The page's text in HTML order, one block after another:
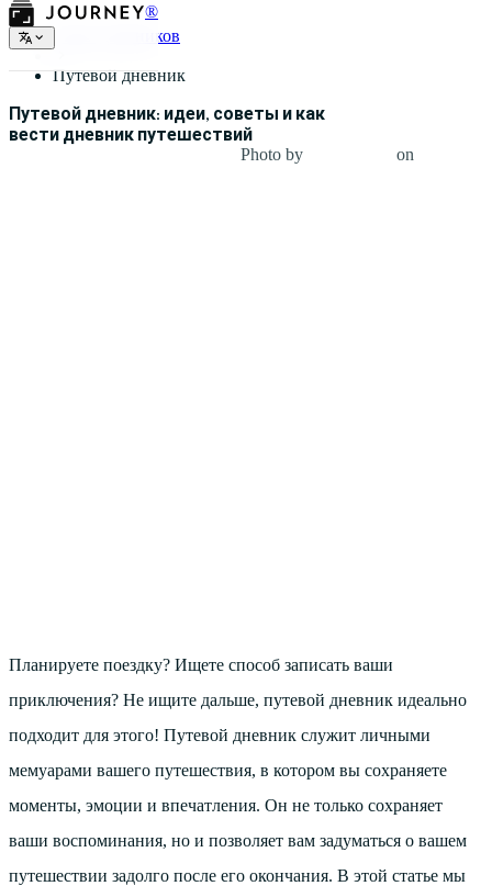
®
Типы дневников
Путевой дневник
Путевой дневник: идеи, советы и как
вести дневник путешествий
Photo by on
Планируете поездку? Ищете способ записать ваши
приключения? Не ищите дальше, путевой дневник идеально
подходит для этого! Путевой дневник служит личными
мемуарами вашего путешествия, в котором вы сохраняете
моменты, эмоции и впечатления. Он не только сохраняет
ваши воспоминания, но и позволяет вам задуматься о вашем
путешествии задолго после его окончания. В этой статье мы